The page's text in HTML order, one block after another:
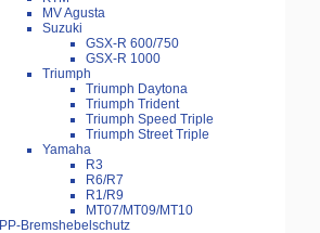
MV Agusta
Suzuki
GSX-R 600/750
GSX-R 1000
Triumph
Triumph Daytona
Triumph Trident
Triumph Speed Triple
Triumph Street Triple
Yamaha
R3
R6/R7
R1/R9
MT07/MT09/MT10
PP-Bremshebelschutz